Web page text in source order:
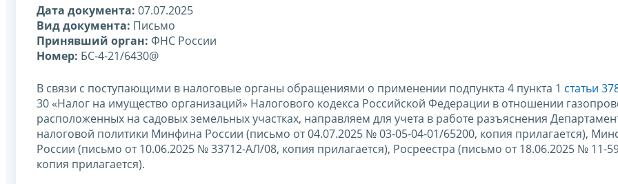
Дата документа: 07.07.2025
Вид документа: Письмо
Принявший орган: ФНС России
Номер: БС-4-21/6430@
В связи с поступающими в налоговые органы обращениями о применении подпункта 4 пункта 1 статьи
30 «Налог на имущество организаций» Налогового кодекса Российской Федерации в отношении
расположенных на садовых земельных участках, направляем для учета в работе разъяснения
налоговой политики Минфина России (письмо от 04.07.2025 № 03-05-04-01/65200, копия прилагается),
России (письмо от 10.06.2025 № 33712-АЛ/08, копия прилагается), Росреестра (письмо от 18.06.2025 № 11-
копия прилагается).